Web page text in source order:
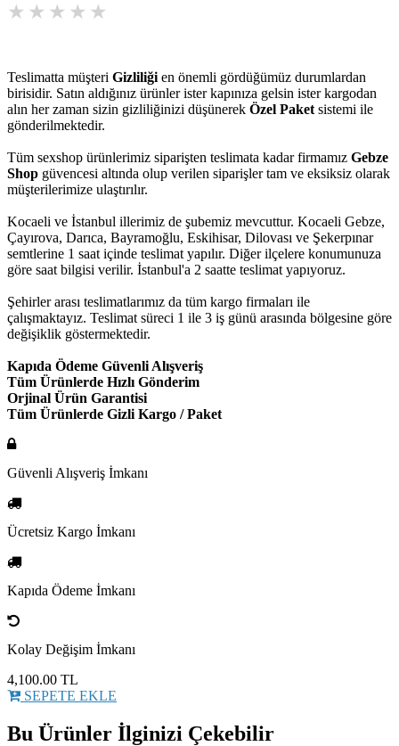
Teslimatta müşteri Gizliliği en önemli gördüğümüz durumlardan
birisidir. Satın aldığınız ürünler ister kapınıza gelsin ister kargodan
alın her zaman sizin gizliliğinizi düşünerek Özel Paket sistemi ile
gönderilmektedir.
Tüm sexshop ürünlerimiz siparişten teslimata kadar firmamız Gebze
Shop güvencesi altında olup verilen siparişler tam ve eksiksiz olarak
müşterilerimize ulaştırılır.
Kocaeli ve İstanbul illerimiz de şubemiz mevcuttur. Kocaeli Gebze,
Çayırova, Darıca, Bayramoğlu, Eskihisar, Dilovası ve Şekerpınar
semtlerine 1 saat içinde teslimat yapılır. Diğer ilçelere konumunuza
göre saat bilgisi verilir. İstanbul'a 2 saatte teslimat yapıyoruz.
Şehirler arası teslimatlarımız da tüm kargo firmaları ile
çalışmaktayız. Teslimat süreci 1 ile 3 iş günü arasında bölgesine göre
değişiklik göstermektedir.
Kapıda Ödeme Güvenli Alışveriş
Tüm Ürünlerde Hızlı Gönderim
Orjinal Ürün Garantisi
Tüm Ürünlerde Gizli Kargo / Paket
Güvenli Alışveriş İmkanı
Ücretsiz Kargo İmkanı
Kapıda Ödeme İmkanı
Kolay Değişim İmkanı
4,100.00 TL
SEPETE EKLE
Bu Ürünler İlginizi Çekebilir